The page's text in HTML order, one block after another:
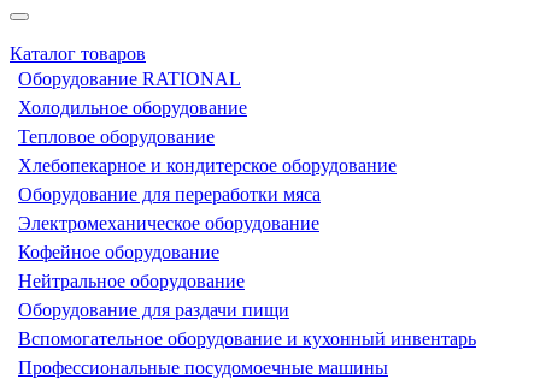
Каталог товаров
Оборудование RATIONAL
Холодильное оборудование
Тепловое оборудование
Хлебопекарное и кондитерское оборудование
Оборудование для переработки мяса
Электромеханическое оборудование
Кофейное оборудование
Нейтральное оборудование
Оборудование для раздачи пищи
Вспомогательное оборудование и кухонный инвентарь
Профессиональные посудомоечные машины